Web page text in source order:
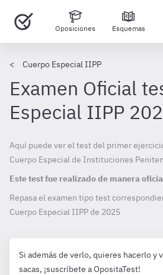
Oposiciones Esquemas
Cuerpo Especial IIPP
Examen Oficial
Especial IIPP
Aquí puede ver el test del primer
Cuerpo Especial de Instituciones
Este test fue realizado de manera
Repasa el examen tipo test
Cuerpo Especial IIPP de 2025
Si además de verlo, quieres hacerlo y
sacas, ¡suscríbete a OpositaTest!